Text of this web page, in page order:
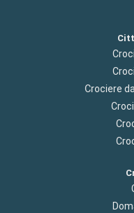
Crociere